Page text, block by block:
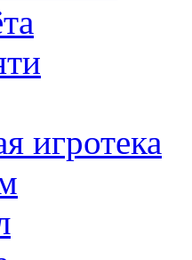
игротека